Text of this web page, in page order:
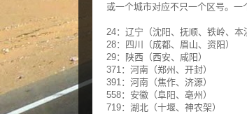
或一个城市对应不只一个区号。一
24：辽宁（沈阳、抚顺、铁岭、本
28：四川（成都、眉山、资阳）
29：陕西（西安、咸阳）
371：河南（郑州、开封）
391：河南（焦作、济源）
558：安徽（阜阳、亳州）
719：湖北（十堰、神农架）